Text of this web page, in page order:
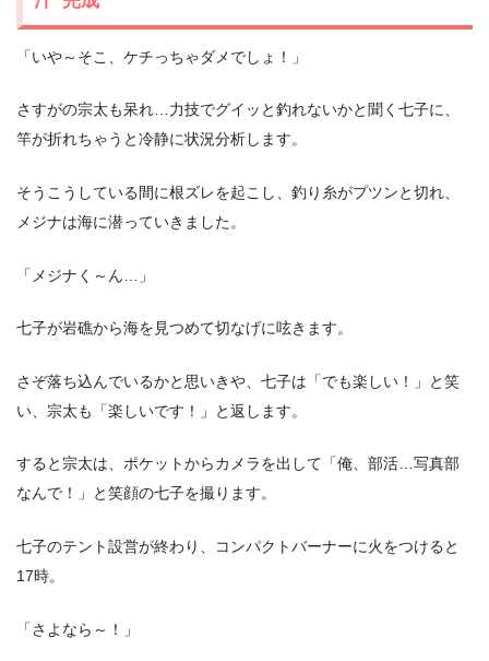
「いや～そこ、ケチっちゃダメでしょ！」
さすがの宗太も呆れ…力技でグイッと釣れないかと聞く七子に、
竿が折れちゃうと冷静に状況分析します。
そうこうしている間に根ズレを起こし、釣り糸がプツンと切れ、
メジナは海に潜っていきました。
「メジナく～ん…」
七子が岩礁から海を見つめて切なげに呟きます。
さぞ落ち込んでいるかと思いきや、七子は「でも楽しい！」と笑
い、宗太も「楽しいです！」と返します。
すると宗太は、ポケットからカメラを出して「俺、部活…写真部
なんで！」と笑顔の七子を撮ります。
七子のテント設営が終わり、コンパクトバーナーに火をつけると
17時。
「さよなら～！」